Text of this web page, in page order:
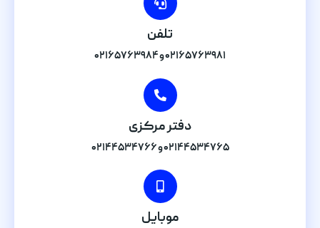
تلفن
۰۲۱۶۵۷۶۳۹۸۱ و ۰۲۱۶۵۷۶۳۹۸۴
دفتر مرکزی
۰۲۱۴۴۵۳۴۷۶۵ و ۰۲۱۴۴۵۳۴۷۶۶
موبایل